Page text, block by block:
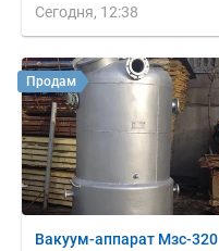
Сегодня, 12:38
Вакуум-аппарат Мзс-320
Продам